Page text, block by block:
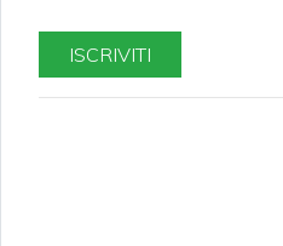
ISCRIVITI